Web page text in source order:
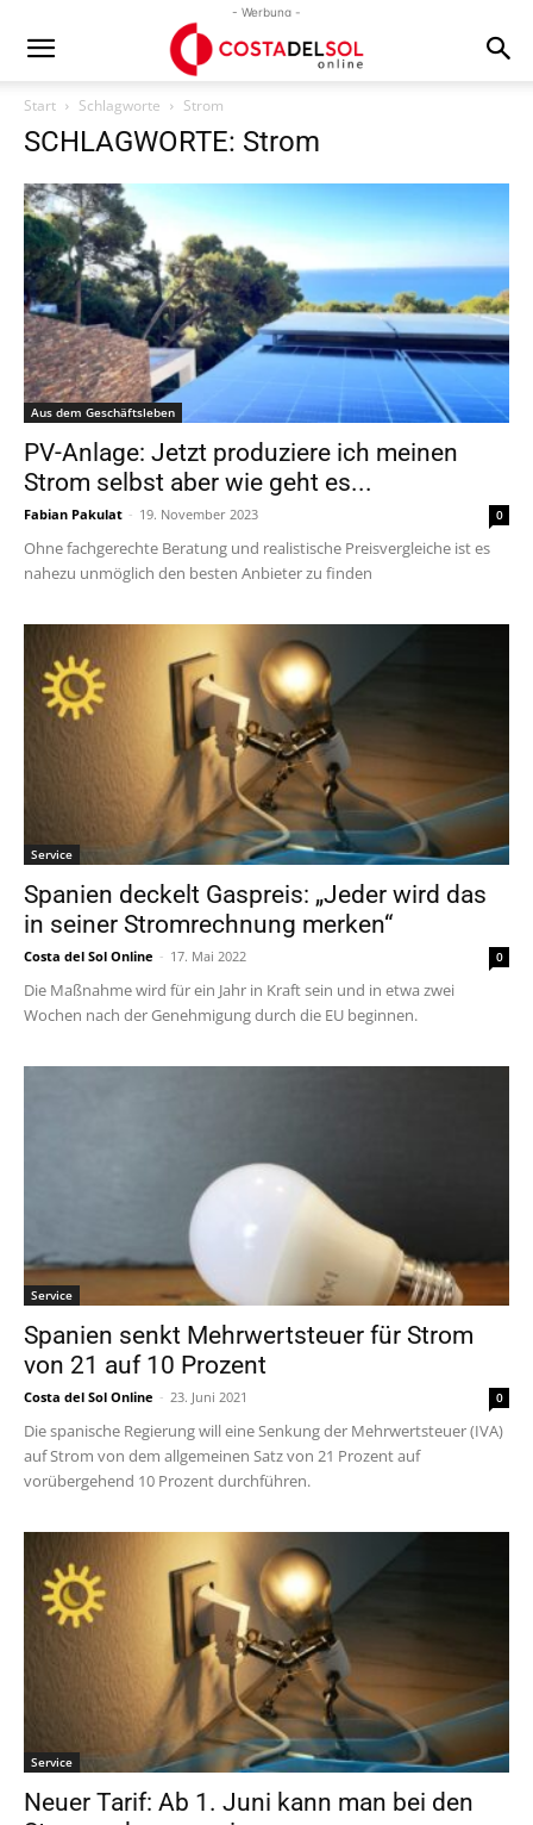
- Werbung -
Start Schlagworte Strom
SCHLAGWORTE: Strom
Aus dem Geschäftsleben
PV-Anlage: Jetzt produziere ich meinen
Strom selbst aber wie geht es...
Fabian Pakulat - 19. November 2023 0
Ohne fachgerechte Beratung und realistische Preisvergleiche ist es
nahezu unmöglich den besten Anbieter zu finden
Service
Spanien deckelt Gaspreis: „Jeder wird das
in seiner Stromrechnung merken“
Costa del Sol Online - 17. Mai 2022 0
Die Maßnahme wird für ein Jahr in Kraft sein und in etwa zwei
Wochen nach der Genehmigung durch die EU beginnen.
Service
Spanien senkt Mehrwertsteuer für Strom
von 21 auf 10 Prozent
Costa del Sol Online - 23. Juni 2021 0
Die spanische Regierung will eine Senkung der Mehrwertsteuer (IVA)
auf Strom von dem allgemeinen Satz von 21 Prozent auf
vorübergehend 10 Prozent durchführen.
Service
Neuer Tarif: Ab 1. Juni kann man bei den